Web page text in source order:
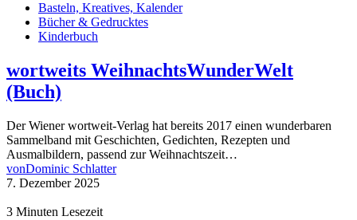
Basteln, Kreatives, Kalender
Bücher & Gedrucktes
Kinderbuch
wortweits WeihnachtsWunderWelt
(Buch)
Der Wiener wortweit-Verlag hat bereits 2017 einen wunderbaren
Sammelband mit Geschichten, Gedichten, Rezepten und
Ausmalbildern, passend zur Weihnachtszeit…
vonDominic Schlatter
7. Dezember 2025
3 Minuten Lesezeit